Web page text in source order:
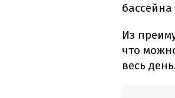
бассейна
Из
что
весь